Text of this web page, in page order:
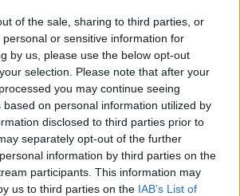
of the sale, sharing to third parties, or
or sensitive information for
by us, please use the below opt-out
selection. Please note that after your
you may continue seeing
based on personal information utilized by
disclosed to third parties prior to
separately opt-out of the further
information by third parties on the
participants. This information may
us to third parties on the IAB’s List of
sulaukti nepageidaujamo
efekto.
nepamiršti, kad mūsų kūną
ką dedame į burną, todėl
susikoncentruoti ties vienu